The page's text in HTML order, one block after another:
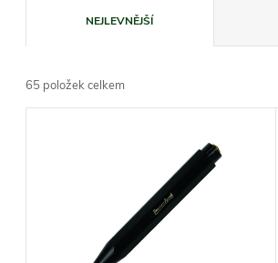
a
z
NEJLEVNĚJŠÍ
65 položek celkem